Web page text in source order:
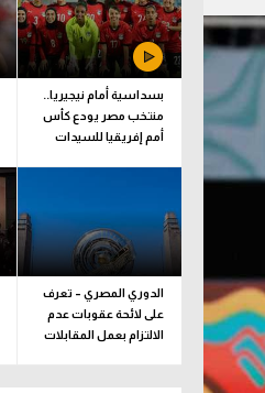
بسداسية أمام نيجيريا..
منتخب مصر يودع كأس
أمم إفريقيا للسيدات
الدوري المصري – تعرف
على لائحة عقوبات عدم
الالتزام بعمل المقابلات